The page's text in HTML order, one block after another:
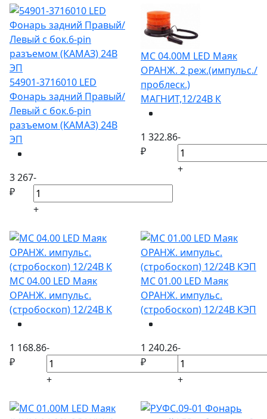
54901-3716010 LED
Фонарь задний Правый/
Левый с бок.6-pin
разъемом (КАМАЗ) 24В
ЭП
3 267
₽
-
+
МС 04.00М LED Маяк
ОРАНЖ. 2 реж.(импульс./
проблеск.)
МАГНИТ,12/24В К
1 322.86
₽
-
+
МС 04.00 LED Маяк
ОРАНЖ. импульс.
(стробоскоп) 12/24В К
1 168.86
₽
-
+
МС 01.00 LED Маяк
ОРАНЖ. импульс.
(стробоскоп) 12/24В КЭП
1 240.26
₽
-
+